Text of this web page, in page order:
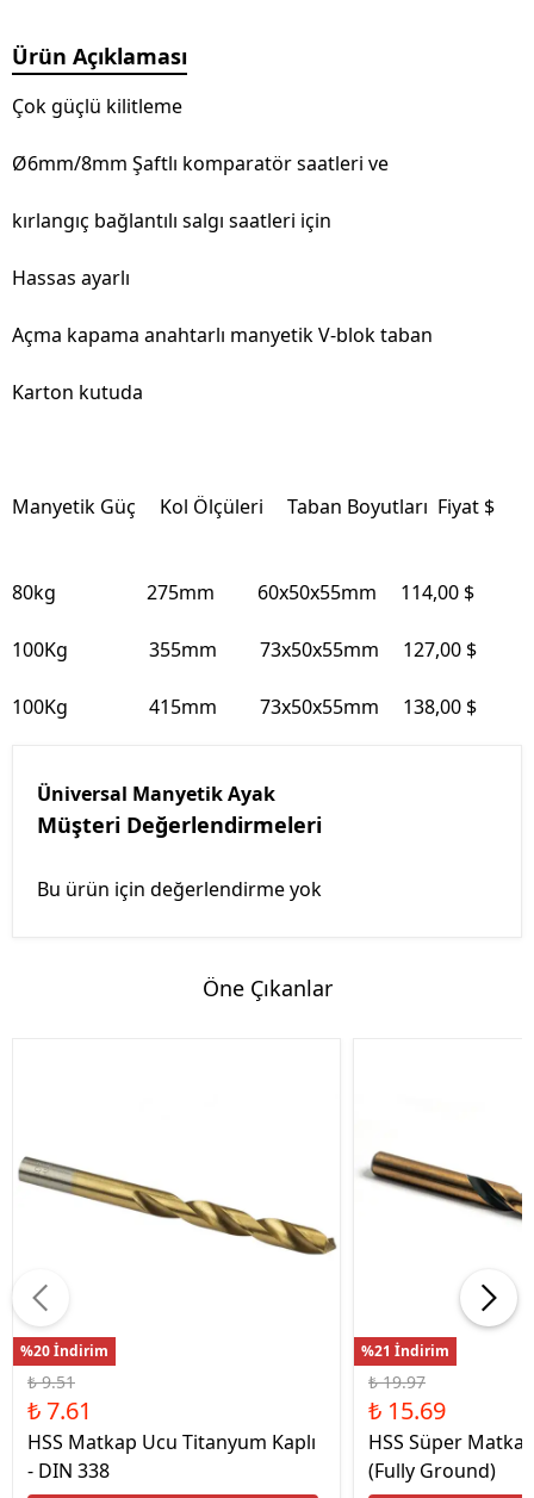
Ürün Açıklaması
Çok güçlü kilitleme
Ø6mm/8mm Şaftlı komparatör saatleri ve
kırlangıç bağlantılı salgı saatleri için
Hassas ayarlı
Açma kapama anahtarlı manyetik V-blok taban
Karton kutuda
Manyetik Güç Kol Ölçüleri Taban Boyutları Fiyat $
80kg 275mm 60x50x55mm 114,00 $
100Kg 355mm 73x50x55mm 127,00 $
100Kg 415mm 73x50x55mm 138,00 $
Üniversal Manyetik Ayak
Müşteri Değerlendirmeleri
Bu ürün için değerlendirme yok
Öne Çıkanlar
%20 İndirim
₺ 9.51
₺ 7.61
HSS Matkap Ucu Titanyum Kaplı
- DIN 338
%21 İndirim
₺ 19.97
₺ 15.69
HSS Süper
(Fully Ground)